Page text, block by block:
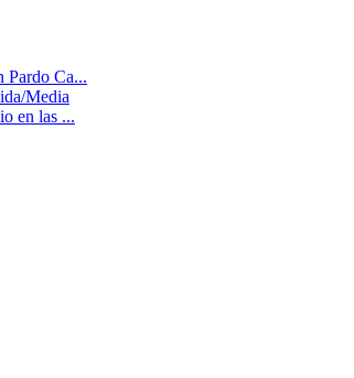
Pardo Ca...
Media
en las ...